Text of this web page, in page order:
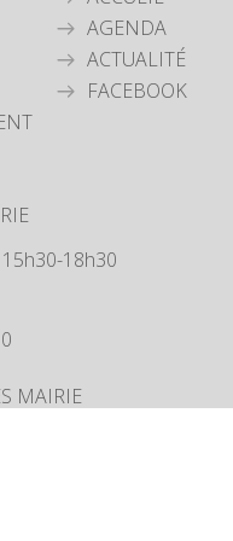
AGENDA
ACTUALITÉ
FACEBOOK
18h30
MAIRIE